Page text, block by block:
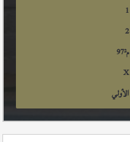
1
2
97م²
X
الأولي